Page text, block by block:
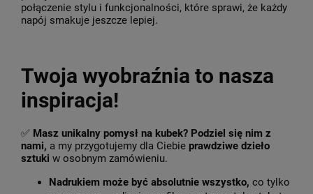
połączenie stylu i funkcjonalności, które sprawi, że każdy
napój smakuje jeszcze lepiej.
Twoja wyobraźnia to nasza
inspiracja!
✅ Masz unikalny pomysł na kubek? Podziel się nim z
nami, a my przygotujemy dla Ciebie prawdziwe dzieło
sztuki w osobnym zamówieniu.
Nadrukiem może być absolutnie wszystko, co tylko